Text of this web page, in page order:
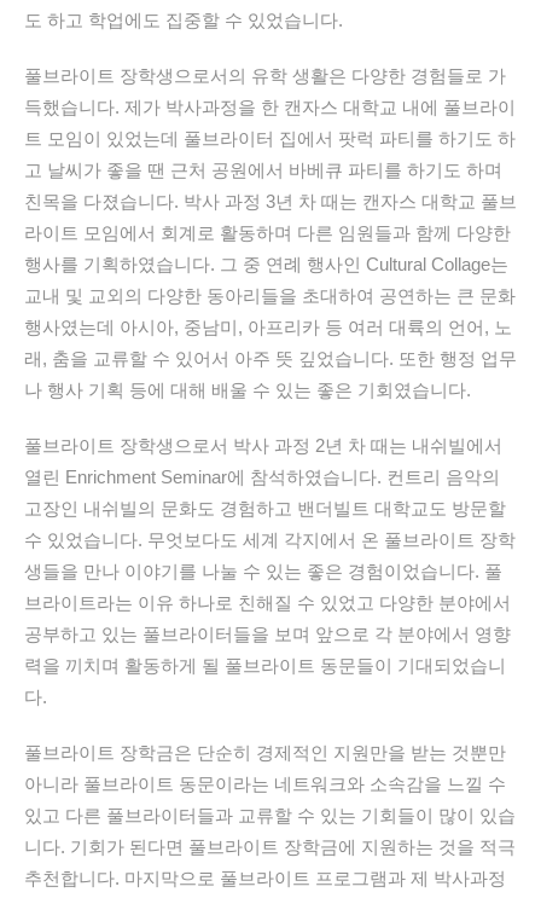
도 하고 학업에도 집중할 수 있었습니다.
풀브라이트 장학생으로서의 유학 생활은 다양한 경험들로 가
득했습니다. 제가 박사과정을 한 캔자스 대학교 내에 풀브라이
트 모임이 있었는데 풀브라이터 집에서 팟럭 파티를 하기도 하
고 날씨가 좋을 땐 근처 공원에서 바베큐 파티를 하기도 하며
친목을 다졌습니다. 박사 과정 3년 차 때는 캔자스 대학교 풀브
라이트 모임에서 회계로 활동하며 다른 임원들과 함께 다양한
행사를 기획하였습니다. 그 중 연례 행사인 Cultural Collage는
교내 및 교외의 다양한 동아리들을 초대하여 공연하는 큰 문화
행사였는데 아시아, 중남미, 아프리카 등 여러 대륙의 언어, 노
래, 춤을 교류할 수 있어서 아주 뜻 깊었습니다. 또한 행정 업무
나 행사 기획 등에 대해 배울 수 있는 좋은 기회였습니다.
풀브라이트 장학생으로서 박사 과정 2년 차 때는 내쉬빌에서
열린 Enrichment Seminar에 참석하였습니다. 컨트리 음악의
고장인 내쉬빌의 문화도 경험하고 밴더빌트 대학교도 방문할
수 있었습니다. 무엇보다도 세계 각지에서 온 풀브라이트 장학
생들을 만나 이야기를 나눌 수 있는 좋은 경험이었습니다. 풀
브라이트라는 이유 하나로 친해질 수 있었고 다양한 분야에서
공부하고 있는 풀브라이터들을 보며 앞으로 각 분야에서 영향
력을 끼치며 활동하게 될 풀브라이트 동문들이 기대되었습니
다.
풀브라이트 장학금은 단순히 경제적인 지원만을 받는 것뿐만
아니라 풀브라이트 동문이라는 네트워크와 소속감을 느낄 수
있고 다른 풀브라이터들과 교류할 수 있는 기회들이 많이 있습
니다. 기회가 된다면 풀브라이트 장학금에 지원하는 것을 적극
추천합니다. 마지막으로 풀브라이트 프로그램과 제 박사과정